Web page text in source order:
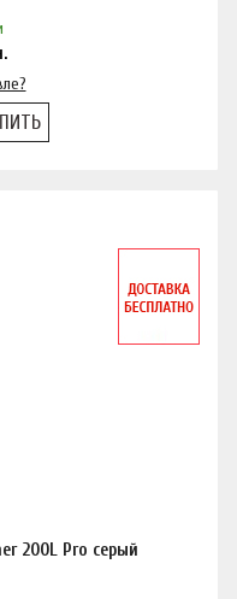
200L Pro серый